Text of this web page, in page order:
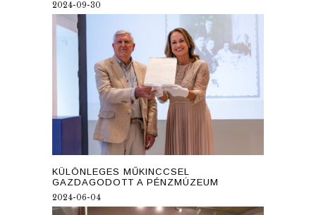
2024-09-30
KÜLÖNLEGES MŰKINCCSEL
GAZDAGODOTT A PÉNZMÚZEUM
2024-06-04